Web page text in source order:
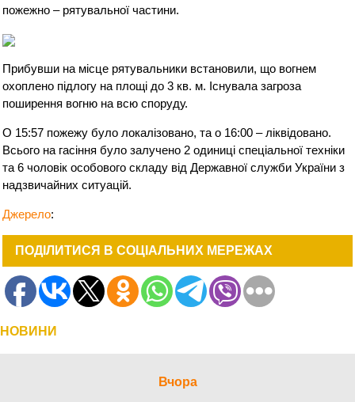
пожежно – рятувальної частини.
Прибувши на місце рятувальники встановили, що вогнем
охоплено підлогу на площі до 3 кв. м. Існувала загроза
поширення вогню на всю споруду.
О 15:57 пожежу було локалізовано, та о 16:00 – ліквідовано.
Всього на гасіння було залучено 2 одиниці спеціальної техніки
та 6 чоловік особового складу від Державної служби України з
надзвичайних ситуацій.
Джерело:
ПОДІЛИТИСЯ В СОЦІАЛЬНИХ МЕРЕЖАХ
НОВИНИ
Вчора